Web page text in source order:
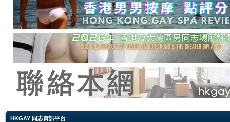
HKGAY 同志資訊平台